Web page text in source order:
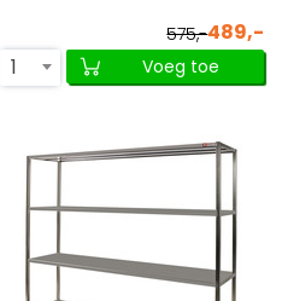
575,-489,-
1
Voeg toe